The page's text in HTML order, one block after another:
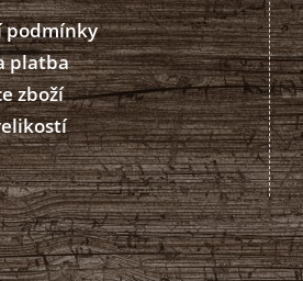
podmínky
platba
zboží